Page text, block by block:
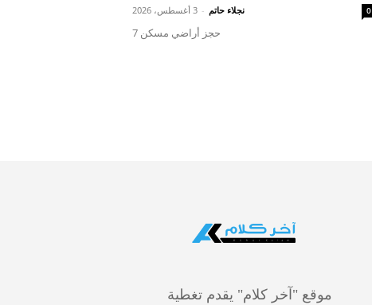
نجلاء حاتم - 3 أغسطس، 2026 0
حجز أراضي مسكن 7
موقع "آخر كلام" يقدم تغطية